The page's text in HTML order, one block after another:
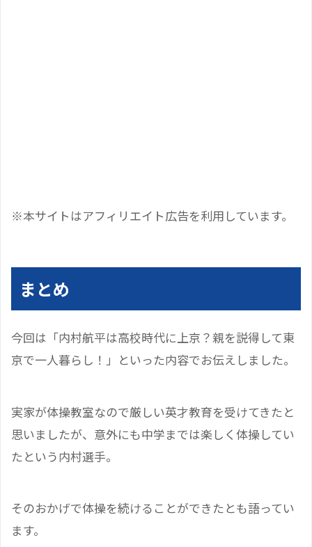
※本サイトはアフィリエイト広告を利用しています。
まとめ
今回は「内村航平は高校時代に上京？親を説得して東
京で一人暮らし！」といった内容でお伝えしました。
実家が体操教室なので厳しい英才教育を受けてきたと
思いましたが、意外にも中学までは楽しく体操してい
たという内村選手。
そのおかげで体操を続けることができたとも語ってい
ます。